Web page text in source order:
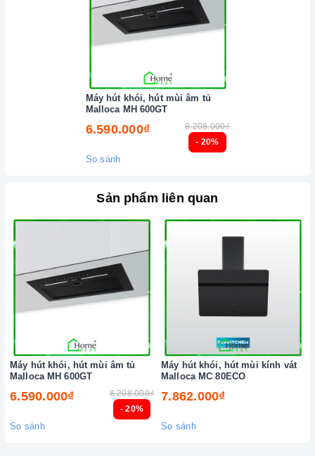
- 20%
Máy hút khói, hút mùi âm tủ
Malloca MH 600GT
6.590.000₫ 8.208.000₫
So sánh
Sản phẩm liên quan
- 20%
Máy hút khói, hút mùi âm tủ
Malloca MH 600GT
6.590.000₫ 8.208.000₫
So sánh
Máy hút khói, hút mùi kính vát
Malloca MC 80ECO
7.862.000₫
So sánh